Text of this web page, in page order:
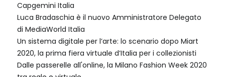
Capgemini Italia
Luca Bradaschia è il nuovo Amministratore Delegato
di MediaWorld Italia
Un sistema digitale per l’arte: lo scenario dopo Miart
2020, la prima fiera virtuale d’Italia per i collezionisti
Dalle passerelle all'online, la Milano Fashion Week 2020